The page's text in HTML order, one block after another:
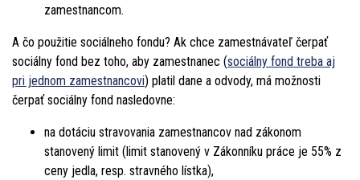
zamestnancom.
A čo použitie sociálneho fondu? Ak chce zamestnávateľ čerpať
sociálny fond bez toho, aby zamestnanec (sociálny fond treba aj
pri jednom zamestnancovi) platil dane a odvody, má možnosti
čerpať sociálny fond nasledovne:
na dotáciu stravovania zamestnancov nad zákonom
stanovený limit (limit stanovený v Zákonníku práce je 55% z
ceny jedla, resp. stravného lístka),